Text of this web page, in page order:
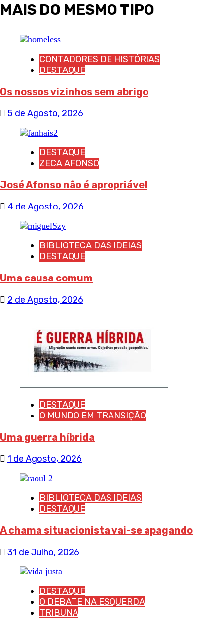
MAIS DO MESMO TIPO
CONTADORES DE HISTÓRIAS
DESTAQUE
Os nossos vizinhos sem abrigo
5 de Agosto, 2026
DESTAQUE
ZECA AFONSO
José Afonso não é apropriável
4 de Agosto, 2026
BIBLIOTECA DAS IDEIAS
DESTAQUE
Uma causa comum
2 de Agosto, 2026
DESTAQUE
O MUNDO EM TRANSIÇÃO
Uma guerra híbrida
1 de Agosto, 2026
BIBLIOTECA DAS IDEIAS
DESTAQUE
A chama situacionista vai-se apagando
31 de Julho, 2026
DESTAQUE
O DEBATE NA ESQUERDA
TRIBUNA